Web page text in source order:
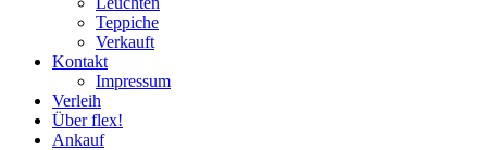
Teppiche
Verkauft
Kontakt
Impressum
Verleih
Über flex!
Ankauf